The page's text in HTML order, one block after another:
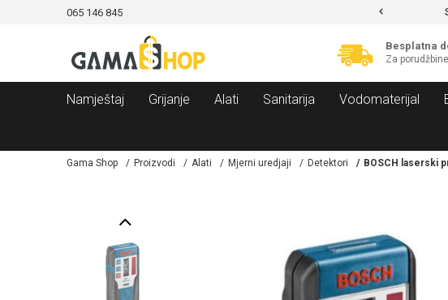
065 146 845
Besplatna
Za
Namještaj Grijanje Alati Sanitarija Vodomaterijal
Gama Shop Proizvodi Alati Mjerni uredjaji Detektori BOSCH laserski